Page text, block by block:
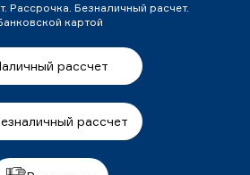
Рассрочка. Безналичный расчет.
картой
рассчет
рассчет